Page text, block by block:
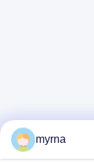
myrna